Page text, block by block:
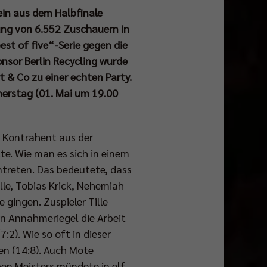
aus dem Halbfinale
von 6.552 Zuschauern in
of five“-Serie gegen die
Berlin Recycling wurde
& Co zu einer echten Party.
(01. Mai um 19.00
Kontrahent aus der
Wie man es sich in einem
Das bedeutete, dass
Tobias Krick, Nehemiah
gingen. Zuspieler Tille
Annahmeriegel die Arbeit
Wie so oft in dieser
(14:8). Auch Mote